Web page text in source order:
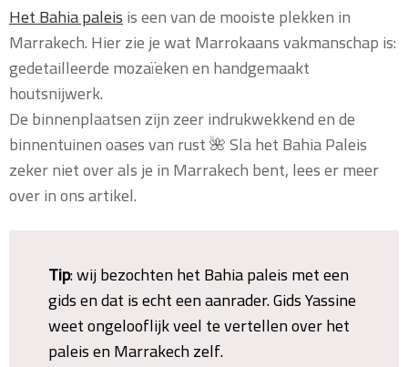
Het Bahia paleisis een van de mooiste plekken in
Marrakech. Hier zie je wat Marrokaans vakmanschap is:
gedetailleerde mozaïeken en handgemaakt
houtsnijwerk.
De binnenplaatsen zijn zeer indrukwekkend en de
binnentuinen oases van rust 🌺 Sla het Bahia Paleis
zeker niet over als je in Marrakech bent, lees er meer
over in ons artikel.
Tip: wij bezochten het Bahia paleis met een
gids en dat is echt een aanrader. Gids Yassine
weet ongelooflijk veel te vertellen over het
paleis en Marrakech zelf.